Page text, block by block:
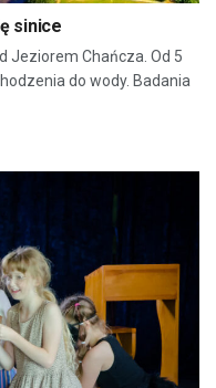
sinice
Jeziorem Chańcza. Od 5
do wody. Badania